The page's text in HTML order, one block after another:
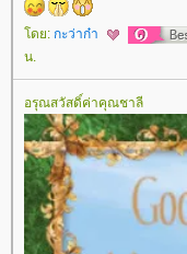
ดย: กะว่าก๋า
น.
อรุณสวัสดิ์ค่าคุณชาลี